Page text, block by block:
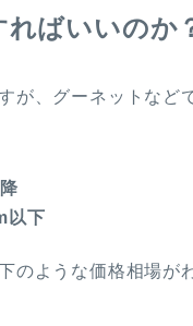
ばいいのか
が、グーネットなど
以下
のような価格相場が